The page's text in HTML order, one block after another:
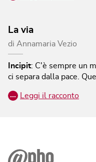
La via
di Annamaria Vezio
Incipit: C'è sempre un
ci separa dalla pace.
… Leggi il racconto